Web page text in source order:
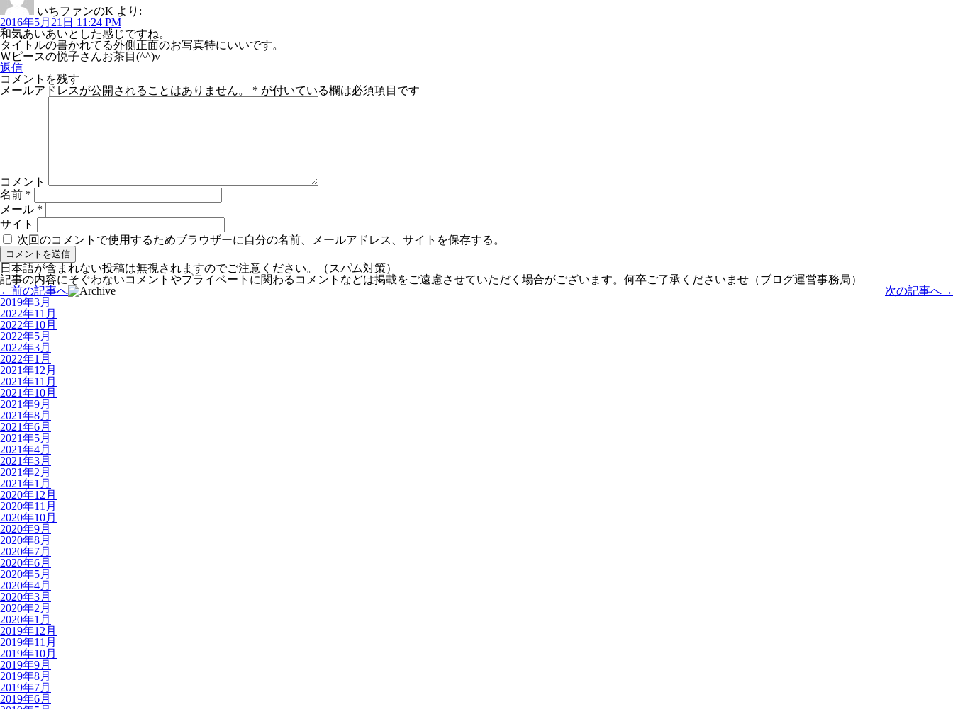
いちファンのK より:
2016年5月21日 11:24 PM
和気あいあいとした感じですね。
タイトルの書かれてる外側正面のお写真特にいいです。
Ｗピースの悦子さんお茶目(^^)v
返信
コメントを残す
メールアドレスが公開されることはありません。
* が付いている欄は必須項目です
コメント
名前 *
メール *
サイト
次回のコメントで使用するためブラウザーに自分の名前、メールアドレス、サイトを保存する。
日本語が含まれない投稿は無視されますのでご注意ください。（スパム対策）
記事の内容にそぐわないコメントやプライベートに関わるコメントなどは掲載をご遠慮させていただく場合がございます。何卒ご了承くださいませ（ブログ運営事務局）
←前の記事へ
次の記事へ→
2019年3月
2022年11月
2022年10月
2022年5月
2022年3月
2022年1月
2021年12月
2021年11月
2021年10月
2021年9月
2021年8月
2021年6月
2021年5月
2021年4月
2021年3月
2021年2月
2021年1月
2020年12月
2020年11月
2020年10月
2020年9月
2020年8月
2020年7月
2020年6月
2020年5月
2020年4月
2020年3月
2020年2月
2020年1月
2019年12月
2019年11月
2019年10月
2019年9月
2019年8月
2019年7月
2019年6月